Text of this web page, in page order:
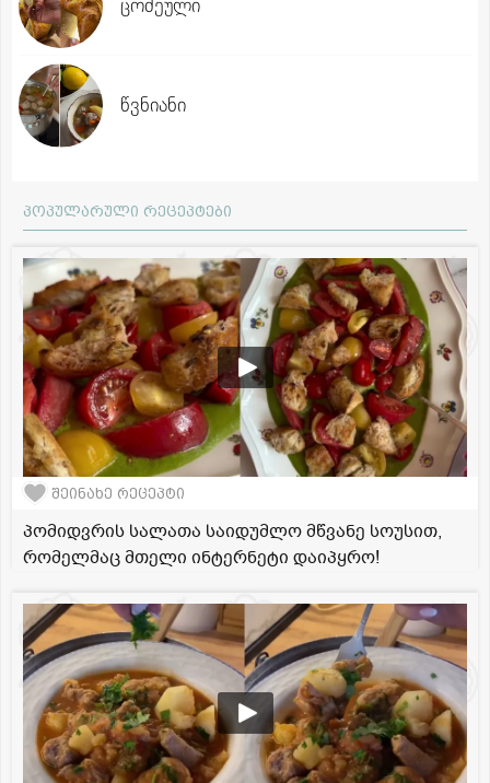
ცომეული
წვნიანი
პოპულარული რეცეპტები
შეინახე რეცეპტი
პომიდვრის სალათა საიდუმლო მწვანე სოუსით,
რომელმაც მთელი ინტერნეტი დაიპყრო!